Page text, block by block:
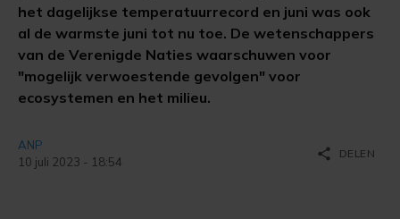
het dagelijkse temperatuurrecord en juni was ook
al de warmste juni tot nu toe. De wetenschappers
van de Verenigde Naties waarschuwen voor
"mogelijk verwoestende gevolgen" voor
ecosystemen en het milieu.
ANP
10 juli 2023 - 18:54
share DELEN